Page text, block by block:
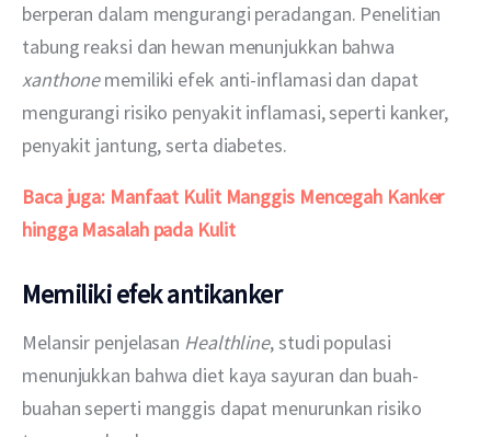
berperan dalam mengurangi peradangan. Penelitian
tabung reaksi dan hewan menunjukkan bahwa
xanthone memiliki efek anti-inflamasi dan dapat
mengurangi risiko penyakit inflamasi, seperti kanker,
penyakit jantung, serta diabetes.
Baca juga: Manfaat Kulit Manggis Mencegah Kanker
hingga Masalah pada Kulit
Memiliki efek antikanker
Melansir penjelasan Healthline, studi populasi
menunjukkan bahwa diet kaya sayuran dan buah-
buahan seperti manggis dapat menurunkan risiko